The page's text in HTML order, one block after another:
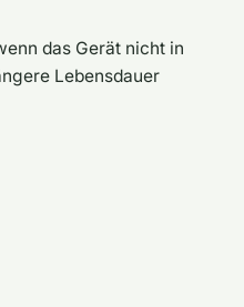
das Gerät nicht in
Lebensdauer